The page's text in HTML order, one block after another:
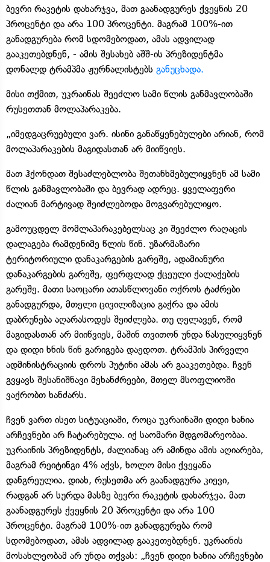
ბევრი რაკეტის დახარჯვა, მათ გაანადგურეს ქვეყნის 20
პროცენტი და არა 100 პროცენტი. მაგრამ 100%-ით
განადგურება რომ სდომებოდათ, ამას ადვილად
გააკეთებდნენ, - ამის შესახებ აშშ-ის პრეზიდენტმა
დონალდ ტრამპმა ჟურნალისტებს განუცხადა.
მისი თქმით, უკრაინას შეეძლო სამი წლის განმავლობაში
რუსეთთან მოლაპარაკება.
„იმედგაცრუებული ვარ. ისინი განაწყენებულები არიან, რომ
მოლაპარაკების მაგიდასთან არ მიიწვიეს.
მათ ჰქონდათ შესაძლებლობა შეთანხმებულიყვნენ ამ სამი
წლის განმავლობაში და ბევრად ადრეც. ყველაფერი
ძალიან მარტივად შეიძლებოდა მოგვარებულიყო.
გამოუცდელ მომლაპარაკებელსაც კი შეეძლო რაღაცის
დალაგება რამდენიმე წლის წინ. უზარმაზარი
ტერიტორიული დანაკარგების გარეშე, ადამიანური
დანაკარგების გარეშე, ფერფლად ქცეული ქალაქების
გარეშე. მათი საოცარი ათასწლოვანი ოქროს ტაძრები
განადგურდა, მთელი ცივილიზაცია გაქრა და ამის
დაბრუნება აღარასოდეს შეიძლება. თუ ღელავენ, რომ
მაგიდასთან არ მიიწვიეს, მაშინ თვითონ უნდა წასულიყვნენ
და დიდი ხნის წინ გარიგება დაედოთ. ტრამპის პირველი
ადმინისტრაციის დროს პუტინი ამას არ გააკეთებდა. ჩვენ
გვყავს შესანიშნავი მეხანძრეები, მთელ მსოფლიოში
ვაქრობთ ხანძარს.
ჩვენ ვართ ისეთ სიტუაციაში, როცა უკრაინაში დიდი ხანია
არჩევნები არ ჩატარებულა. იქ საომარი მდგომარეობაა.
უკრაინის პრეზიდენტს, ძალიანაც არ ამინდა ამის აღიარება,
მაგრამ რეიტინგი 4% აქვს, ხოლო მისი ქვეყანა
დანგრეულია. დიახ, რუსეთმა არ გაანადგურა კიევი,
რადგან არ სურდა მასზე ბევრი რაკეტის დახარჯვა. მათ
გაანადგურეს ქვეყნის 20 პროცენტი და არა 100
პროცენტი. მაგრამ 100%-ით განადგურება რომ
სდომებოდათ, ამას ადვილად გააკეთებდნენ. უკრაინის
მოსახლეობამ არ უნდა თქვას: „ჩვენ დიდი ხანია არჩევნები